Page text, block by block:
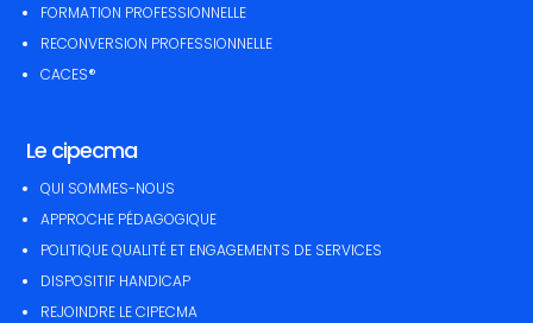
FORMATION PROFESSIONNELLE
RECONVERSION PROFESSIONNELLE
CACES®
Le cipecma
QUI SOMMES-NOUS
APPROCHE PÉDAGOGIQUE
POLITIQUE QUALITÉ ET ENGAGEMENTS DE SERVICES
DISPOSITIF HANDICAP
REJOINDRE LE CIPECMA